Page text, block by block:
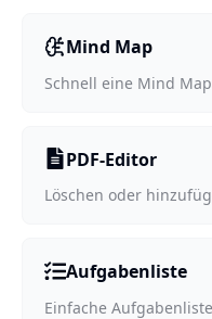
Mind Map
Schnell eine Mind
PDF-Editor
Löschen oder
Aufgabenliste
Einfache Aufgabenliste